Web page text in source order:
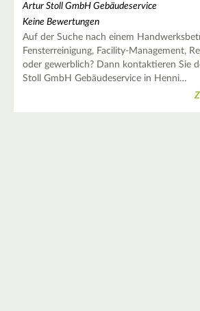
Artur Stoll GmbH Gebäudeservice
Keine Bewertungen
Auf der Suche nach einem
Fensterreinigung, Facility-Management,
oder gewerblich? Dann kontaktieren Sie
Stoll GmbH Gebäudeservice in Henni…